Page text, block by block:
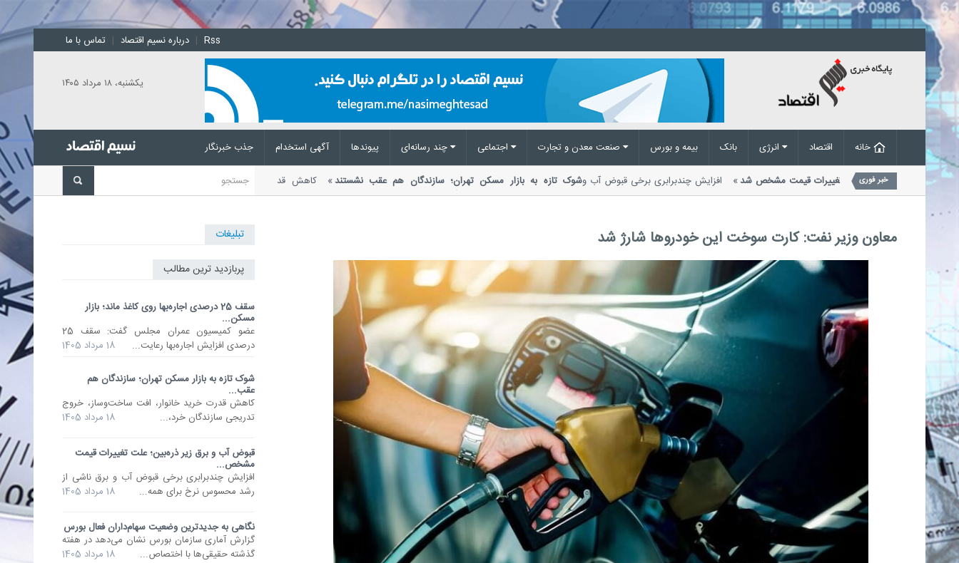
تماس با ما | درباره نسیم اقتصاد | Rss
يکشنبه، ۱۸ مرداد ۱۴۰۵
جذب خبرنگار آگهی استخدام پیوند‌ها بیمه و بورس بانک اقتصاد
خبر فوری شوک تازه به بازار مسکن تهران؛ سازندگان هم عقب نشستند
کاهش قدرت خرید خانوار، افت
ساخت‌وساز، خروج تدریجی سازندگان خرد،...
آب و برق زیر ذره‌بین؛ علت تغییرات قیمت مشخص شد
افزایش چندبرابری برخی قبوض آب و
ناشی از رشد محسوس نرخ برای همه...
تبلیغات
پربازدید ترین مطالب
سقف 25 درصدی اجاره‌بها روی کاغذ ماند؛ بازار
مسکن...
عضو کمیسیون عمران مجلس گفت: سقف 25
درصدی افزایش اجاره‌بها رعایت...
18 مرداد 1405
شوک تازه به بازار مسکن تهران؛ سازندگان هم
عقب...
کاهش قدرت خرید خانوار، افت ساخت‌وساز، خروج
تدریجی سازندگان خرد،...
18 مرداد 1405
قبوض آب و برق زیر ذره‌بین؛ علت تغییرات قیمت
مشخص...
افزایش چندبرابری برخی قبوض آب و برق ناشی از
رشد محسوس نرخ برای همه...
18 مرداد 1405
نگاهی به جدیدترین وضعیت سهام‌داران فعال بورس
گزارش آماری سازمان بورس نشان می‌دهد در هفته
گذشته حقیقی‌ها با اختصاص...
18 مرداد 1405
معاون وزیر نفت: کارت سوخت این خودروها شارژ شد